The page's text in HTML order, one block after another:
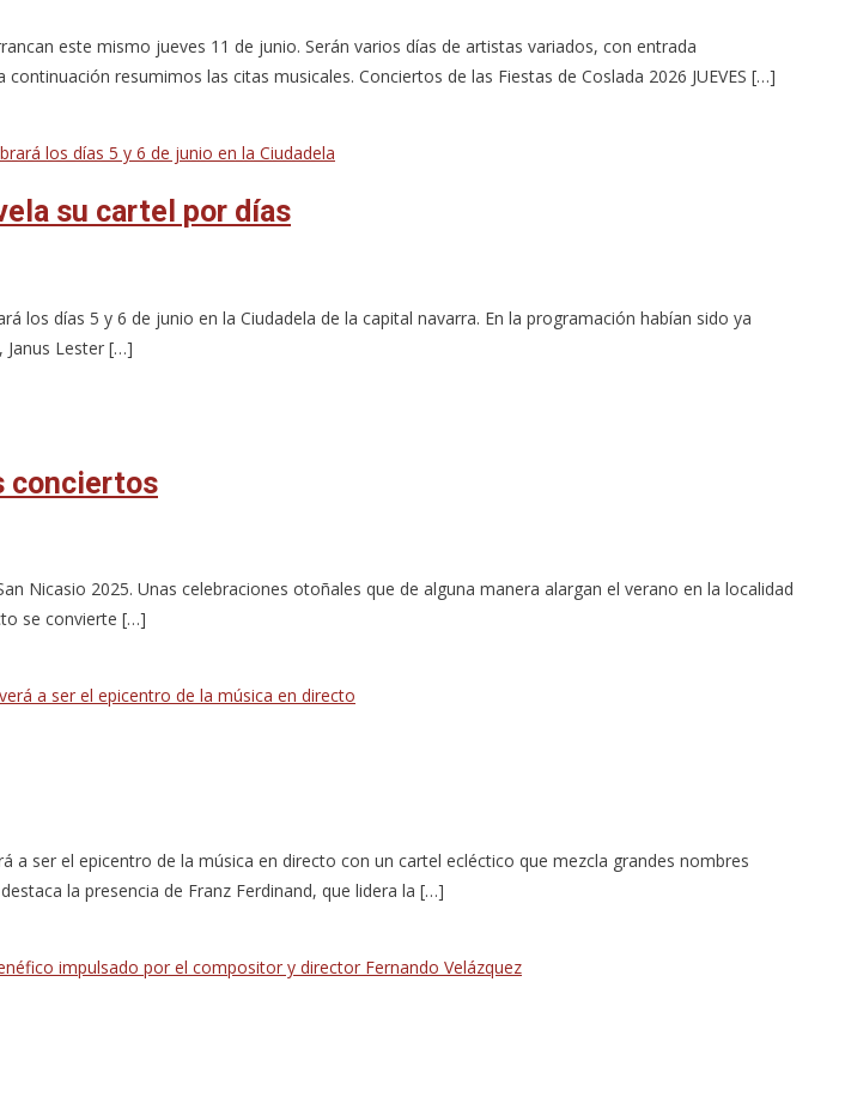
este mismo jueves 11 de junio. Serán varios días de artistas variados, con entrada
resumimos las citas musicales. Conciertos de las Fiestas de Coslada 2026 JUEVES […]
su cartel por días
los días 5 y 6 de junio en la Ciudadela de la capital navarra. En la programación habían sido ya
Janus Lester […]
conciertos
Nicasio 2025. Unas celebraciones otoñales que de alguna manera alargan el verano en la localidad
se convierte […]
ser el epicentro de la música en directo con un cartel ecléctico que mezcla grandes nombres
la presencia de Franz Ferdinand, que lidera la […]